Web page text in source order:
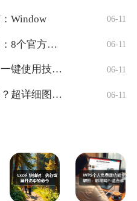
Window 06-11
WPS会员免费领取终极攻略：8个官方认证 06-11
WPS字体库免费下载教程：一键使用技巧与 06-11
WPS删除多余空白页怎么删？超详细图文教 06-11